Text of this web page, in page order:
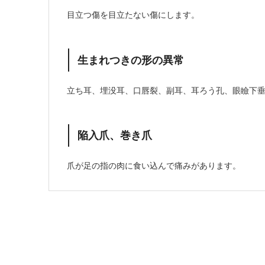
目立つ傷を目立たない傷にします。
生まれつきの形の異常
立ち耳、埋没耳、口唇裂、副耳、耳ろう孔、眼瞼下
陥入爪、巻き爪
爪が足の指の肉に食い込んで痛みがあります。